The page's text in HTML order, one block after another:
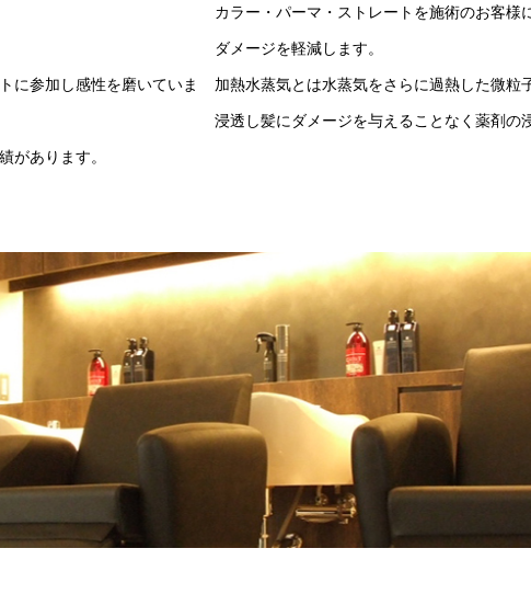
に参加し感性を磨いていま
があります。
カラー・パーマ・ストレートを施術のお客様
ダメージを軽減します。
加熱水蒸気とは水蒸気をさらに過熱した微粒
浸透し髪にダメージを与えることなく薬剤の